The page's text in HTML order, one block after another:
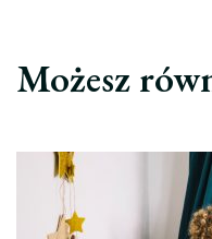
Możesz